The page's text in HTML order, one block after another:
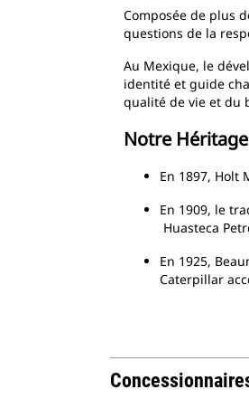
Composée de plus
questions de la
Au Mexique, le
identité et guide
qualité de vie et du
Notre
En 1897, Holt
En 1909, le
Huasteca
En 1925,
Caterpillar